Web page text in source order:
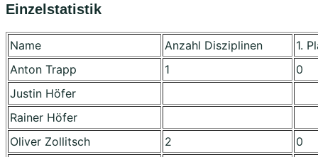
Einzelstatistik
Name Anzahl Disziplinen
1.
Anton Trapp
1
0
Justin Höfer
Rainer Höfer
Oliver Zollitsch
2
0